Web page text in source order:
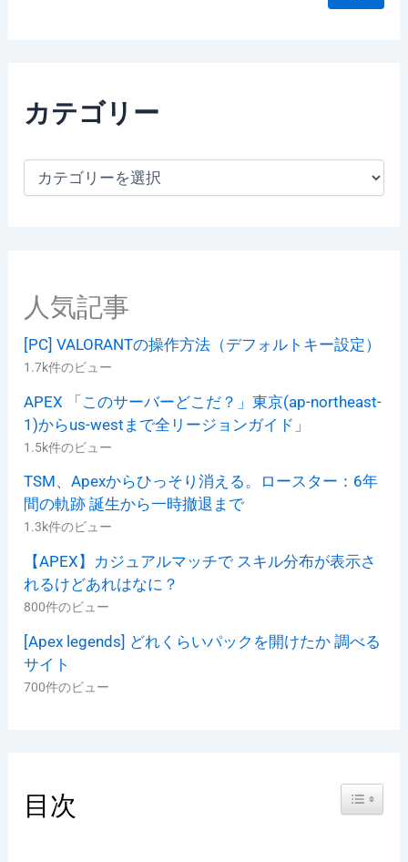
カテゴリー
人気記事
[PC] VALORANTの操作方法（デフォルトキー設定）
1.7k件のビュー
APEX 「このサーバーどこだ？」東京(ap-northeast-
1)からus-westまで全リージョンガイド」
1.5k件のビュー
TSM、Apexからひっそり消える。ロースター：6年
間の軌跡 誕生から一時撤退まで
1.3k件のビュー
【APEX】カジュアルマッチで スキル分布が表示さ
れるけどあれはなに？
800件のビュー
[Apex legends] どれくらいパックを開けたか 調べる
サイト
700件のビュー
目次 Toggle